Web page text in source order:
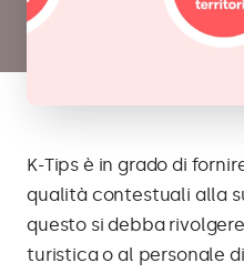
K-Tips è in grado di
qualità contestuali alla
questo si debba
turistica o al personale